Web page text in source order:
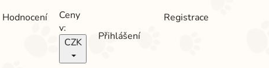
Hodnocení
Ceny
v:
CZK
Přihlášení
Registrace